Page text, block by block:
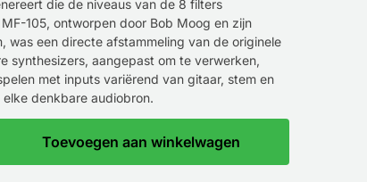
die de niveaus van de 8 filters
105, ontworpen door Bob Moog en zijn
was een directe afstammeling van de originele
synthesizers, aangepast om te verwerken,
met inputs variërend van gitaar, stem en
denkbare audiobron.
Toevoegen aan winkelwagen